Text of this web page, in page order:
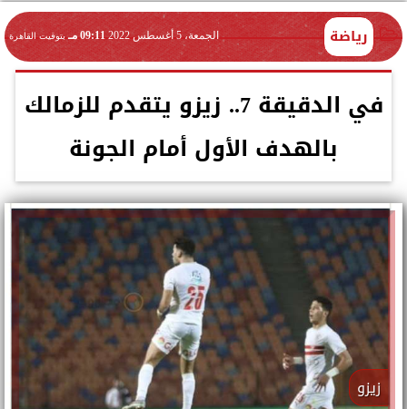
رياضة الجمعة، 5 أغسطس 2022 09:11 مـ بتوقيت القاهرة
في الدقيقة 7.. زيزو يتقدم للزمالك
بالهدف الأول أمام الجونة
زيزو